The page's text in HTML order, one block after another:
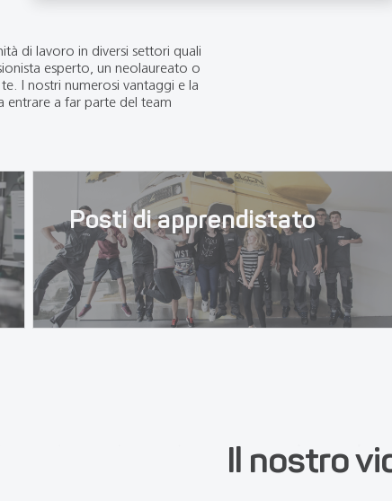
di lavoro in diversi settori quali
esperto, un neolaureato o
I nostri numerosi vantaggi e la
entrare a far parte del team
Posti di apprendistato
Il nostro